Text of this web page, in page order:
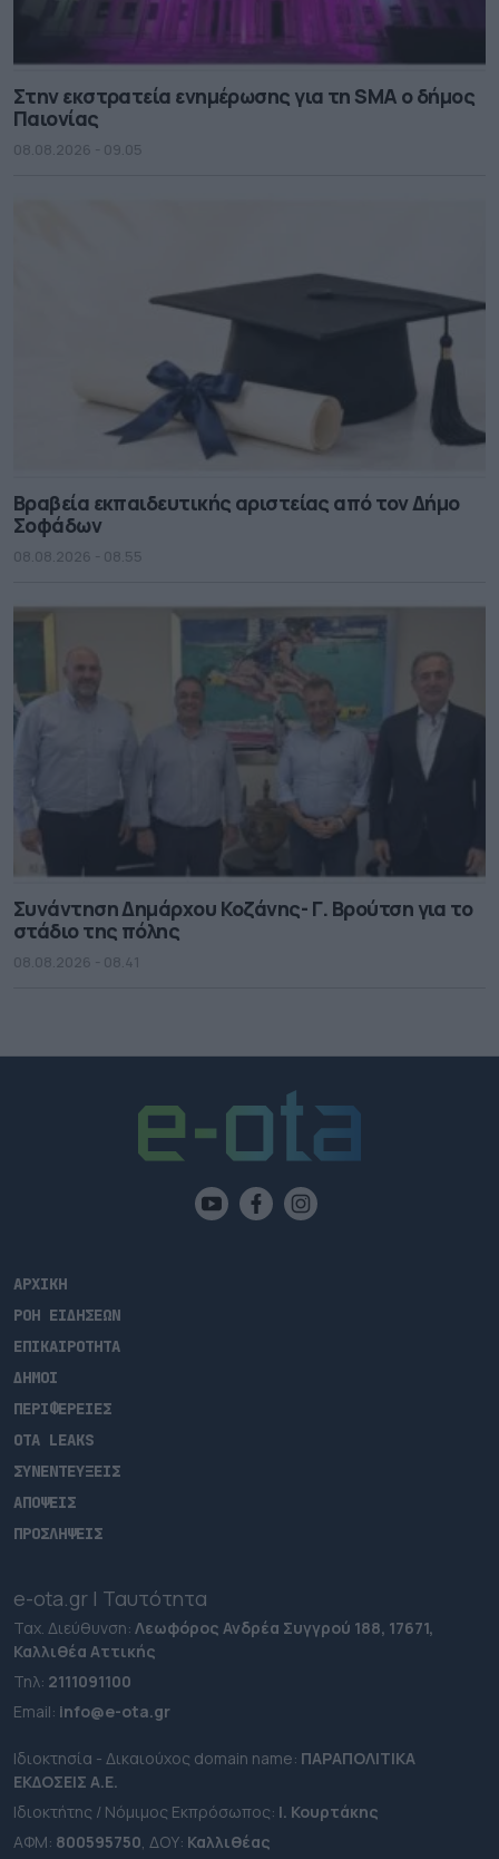
Στην εκστρατεία ενημέρωσης για τη SMA ο δήμος
Παιονίας
08.08.2026 - 09.05
Βραβεία εκπαιδευτικής αριστείας από τον Δήμο
Σοφάδων
08.08.2026 - 08.55
Συνάντηση Δημάρχου Κοζάνης- Γ. Βρούτση για το
στάδιο της πόλης
08.08.2026 - 08.41
ΑΡΧΙΚΗ
ΡΟΗ ΕΙΔΗΣΕΩΝ
ΕΠΙΚΑΙΡΟΤΗΤΑ
ΔΗΜΟΙ
ΠΕΡΙΦΕΡΕΙΕΣ
OTA LEAKS
ΣΥΝΕΝΤΕΥΞΕΙΣ
ΑΠΟΨΕΙΣ
ΠΡΟΣΛΗΨΕΙΣ
e-ota.gr | Ταυτότητα
Ταχ. Διεύθυνση: Λεωφόρος Ανδρέα Συγγρού 188, 17671,
Καλλιθέα Αττικής
Τηλ: 2111091100
Εmail: info@e-ota.gr
Ιδιοκτησία - Δικαιούχος domain name: ΠΑΡΑΠΟΛΙΤΙΚΑ
ΕΚΔΟΣΕΙΣ A.E.
Ιδιοκτήτης / Νόμιμος Εκπρόσωπος: Ι. Κουρτάκης
ΑΦΜ: 800595750, ΔΟΥ: Καλλιθέας